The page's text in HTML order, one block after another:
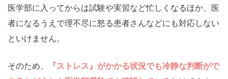
医学部に入ってからは試験や実習など忙しくなるほか、医
者になるうえで理不尽に怒る患者さんなどにも対応しない
といけません。
そのため、
『ストレス』がかかる状況でも冷静な判断がで